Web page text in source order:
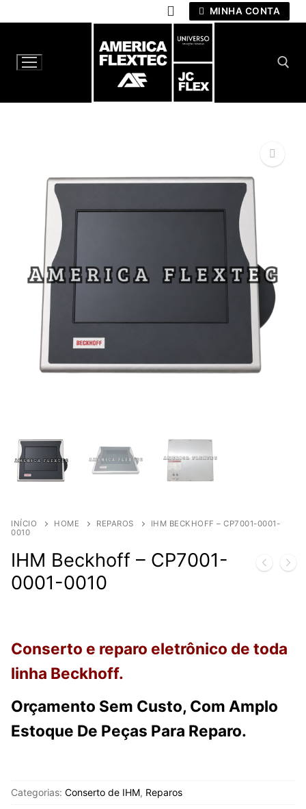
para
conteúdo
MINHA CONTA
INÍCIO HOME REPAROS
IHM BECKHOFF – CP7001-0001-
0010
IHM Beckhoff – CP7001-
0001-0010
Conserto e reparo eletrônico de toda
linha Beckhoff.
Orçamento Sem Custo, Com Amplo
Estoque De Peças Para Reparo.
Categorias: Conserto de IHM, Reparos